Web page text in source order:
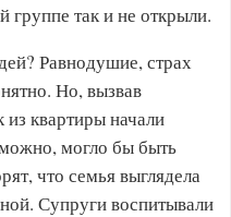
группе так и не открыли.
Равнодушие, страх
Но, вызвав
из квартиры начали
могло бы быть
что семья выглядела
Супруги воспитывали